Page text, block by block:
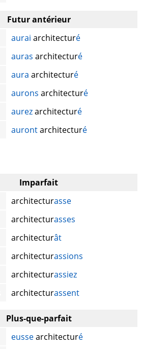
Futur antérieur
aurai architecturé
auras architecturé
aura architecturé
aurons architecturé
aurezarchitecturé
aurontarchitecturé
Imparfait
architecturasse
architecturasses
architecturât
architecturassions
architecturassiez
architecturassent
Plus-que-parfait
eussearchitecturé